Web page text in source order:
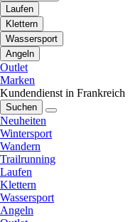
Laufen
Klettern
Wassersport
Angeln
Outlet
Marken
Kundendienst in Frankreich
Suchen
Neuheiten
Wintersport
Wandern
Trailrunning
Laufen
Klettern
Wassersport
Angeln